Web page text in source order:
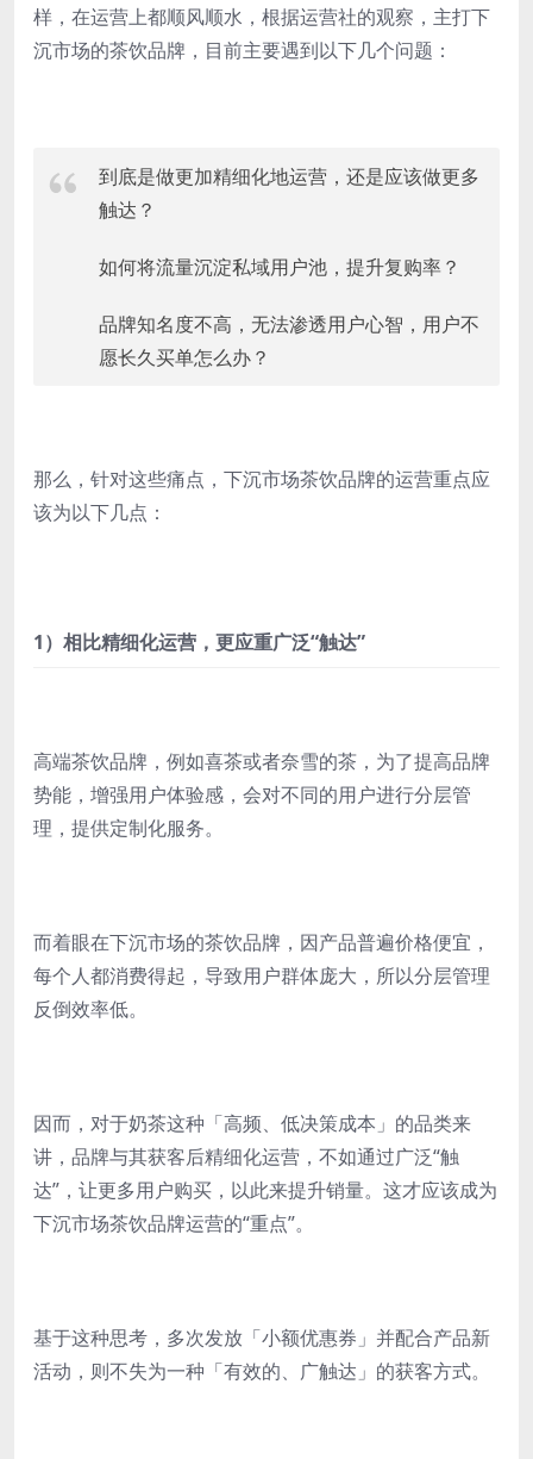
样，在运营上都顺风顺水，根据运营社的观察，主打下
沉市场的茶饮品牌，目前主要遇到以下几个问题：
到底是做更加精细化地运营，还是应该做更多
触达？
如何将流量沉淀私域用户池，提升复购率？
品牌知名度不高，无法渗透用户心智，用户不
愿长久买单怎么办？
那么，针对这些痛点，下沉市场茶饮品牌的运营重点应
该为以下几点：
1）相比精细化运营，更应重广泛“触达”
高端茶饮品牌，例如喜茶或者奈雪的茶，为了提高品牌
势能，增强用户体验感，会对不同的用户进行分层管
理，提供定制化服务。
而着眼在下沉市场的茶饮品牌，因产品普遍价格便宜，
每个人都消费得起，导致用户群体庞大，所以分层管理
反倒效率低。
因而，对于奶茶这种「高频、低决策成本」的品类来
讲，品牌与其获客后精细化运营，不如通过广泛“触
达”，让更多用户购买，以此来提升销量。这才应该成为
下沉市场茶饮品牌运营的“重点”。
基于这种思考，多次发放「小额优惠券」并配合产品新
活动，则不失为一种「有效的、广触达」的获客方式。